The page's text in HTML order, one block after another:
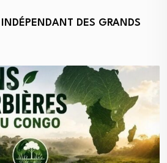
DES GRANDS